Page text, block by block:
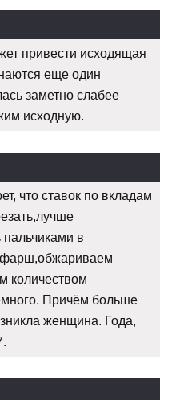
привести исходящая
еще один
заметно слабее
исходную.
что ставок по вкладам
в
фарш,обжариваем
количеством
Причём больше
женщина. Года,